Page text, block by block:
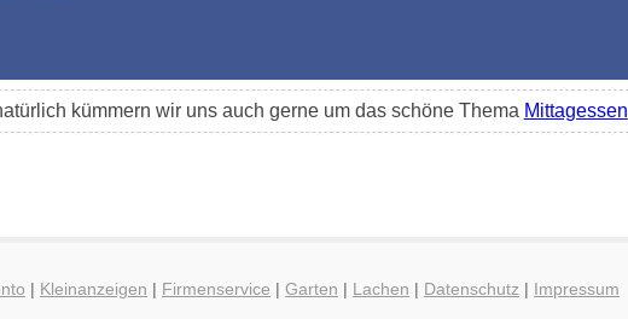
kümmern wir uns auch gerne um das schöne Thema Mittagessen
| Kleinanzeigen | Firmenservice | Garten | Lachen | Datenschutz | Impressum